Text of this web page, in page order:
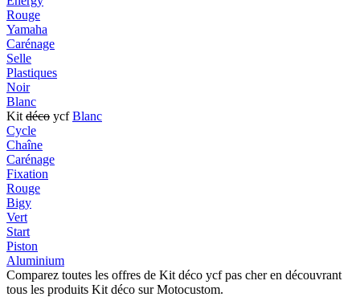
Rouge
Yamaha
Carénage
Selle
Plastiques
Noir
Blanc
Kit déco ycf Blanc
Cycle
Chaîne
Carénage
Fixation
Rouge
Bigy
Vert
Start
Piston
Aluminium
Comparez toutes les offres de Kit déco ycf pas cher en découvrant
tous les produits Kit déco sur Motocustom.